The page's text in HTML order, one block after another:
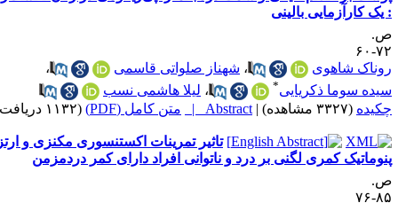
کارآزمایی بالینی
۶۰
شاهوی
،شهناز صلواتی قاسمی
،
سوما ذکریایی
،لیلا هاشمی نسب
(۳۳۲۷ مشاهده) |
Abstract | متن کامل (PDF) (۱۱۳۲ دریافت)
تاثیر تمرینات اکستنسوری مکنزی و ارتز
کمری لگنی بر درد و ناتوانی افراد دارای کمر دردمزمن
۷۶